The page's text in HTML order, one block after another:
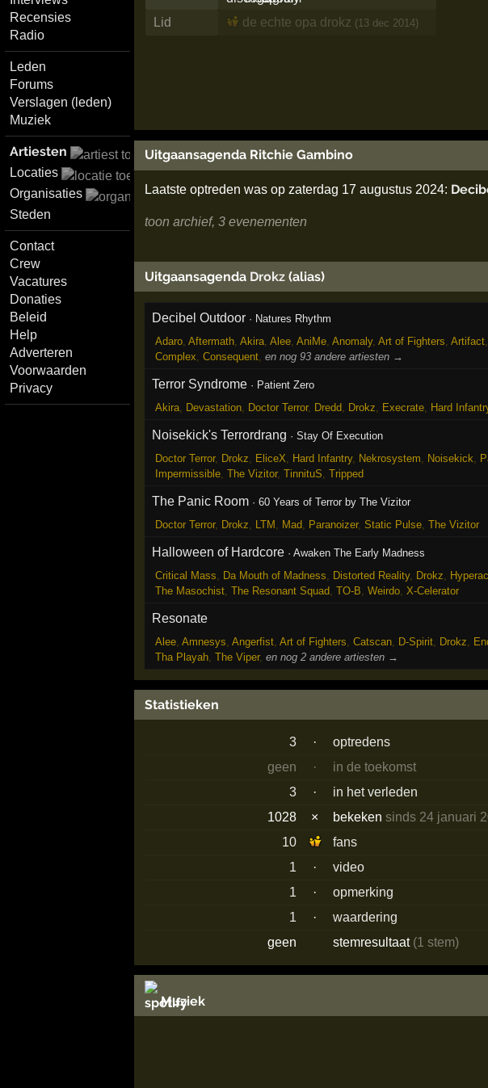
Recensies
Radio
Leden
Forums
Verslagen (leden)
Muziek
Artiesten
Locaties
Organisaties
Steden
Contact
Crew
Vacatures
Donaties
Beleid
Help
Adverteren
Voorwaarden
Privacy
Lid de echte opa drokz (13 dec 2014)
Uitgaansagenda Ritchie Gambino
Laatste optreden was op zaterdag 17 augustus 2024:
toon archief, 3 evenementen
Uitgaansagenda Drokz(alias)
Decibel Outdoor · Natures Rhythm
Adaro, Aftermath, Akira, Alee, AniMe, Anomaly, Art of Fighters Artifact,
Complex Consequent, en nog 93 andere artiesten →
Terror Syndrome · Patient Zero
Akira, Devastation, Doctor Terror, Dredd, Drokz Execrate, Hard
Noisekick's Terrordrang ·Stay Of Execution
Doctor Terror, Drokz EliceX Hard Infantry, Nekrosystem Noisekick
Impermissible, The Vizitor, TinnituS Tripped
The Panic Room ·60 Years of Terror by The Vizitor
Doctor Terror, Drokz LTM Mad, Paranoizer, Static Pulse, The Vizitor
Halloween of Hardcore ·Awaken The Early Madness
Critical Mass Da Mouth of Madness Distorted Reality, Drokz
The Masochist, The Resonant Squad, TO-B Weirdo, X-Celerator
Resonate
Alee, Amnesys Angerfist, Art of Fighters Catscan, D-Spirit, Drokz
Tha Playah, The Viper, en nog 2 andere artiesten →
Statistieken
3 ·
optredens
geen
·
in de toekomst
3
·
in het verleden
1028
× bekekensinds 24 januari
10
fans
1
·
video
1
·
opmerking
1
·
waardering
geen
stemresultaat (1 stem)
Muziek